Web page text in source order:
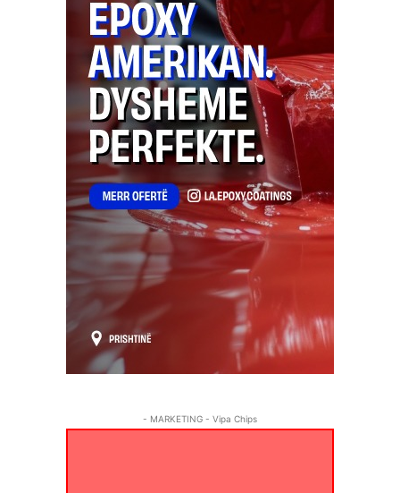
- MARKETING - Vipa Chips